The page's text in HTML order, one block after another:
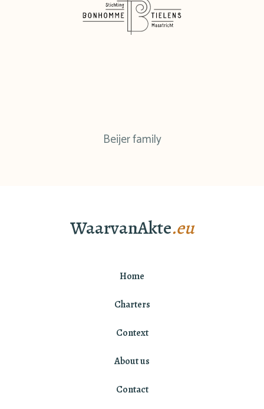
Beijer family
WaarvanAkte.eu
Home
Charters
Context
About us
Contact